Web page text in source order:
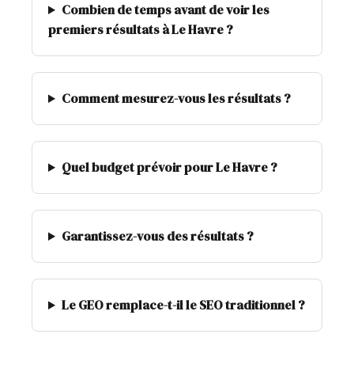
Combien de temps avant de voir les
premiers résultats à Le Havre ?
Comment mesurez-vous les résultats ?
Quel budget prévoir pour Le Havre ?
Garantissez-vous des résultats ?
Le GEO remplace-t-il le SEO traditionnel ?